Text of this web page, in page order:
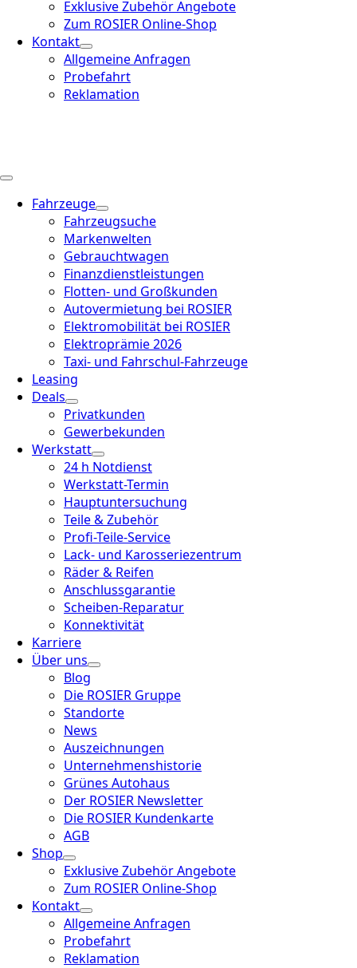
Exklusive Zubehör Angebote
Zum ROSIER Online-Shop
Kontakt
Allgemeine Anfragen
Probefahrt
Reklamation
Fahrzeuge
Fahrzeugsuche
Markenwelten
Gebrauchtwagen
Finanzdienstleistungen
Flotten- und Großkunden
Autovermietung bei ROSIER
Elektromobilität bei ROSIER
Elektroprämie 2026
Taxi- und Fahrschul-Fahrzeuge
Leasing
Deals
Privatkunden
Gewerbekunden
Werkstatt
24 h Notdienst
Werkstatt-Termin
Hauptuntersuchung
Teile & Zubehör
Profi-Teile-Service
Lack- und Karosseriezentrum
Räder & Reifen
Anschlussgarantie
Scheiben-Reparatur
Konnektivität
Karriere
Über uns
Blog
Die ROSIER Gruppe
Standorte
News
Auszeichnungen
Unternehmenshistorie
Grünes Autohaus
Der ROSIER Newsletter
Die ROSIER Kundenkarte
AGB
Shop
Exklusive Zubehör Angebote
Zum ROSIER Online-Shop
Kontakt
Allgemeine Anfragen
Probefahrt
Reklamation